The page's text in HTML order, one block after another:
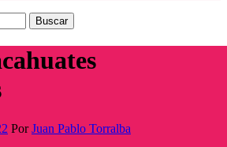
PorJuan Pablo Torralba